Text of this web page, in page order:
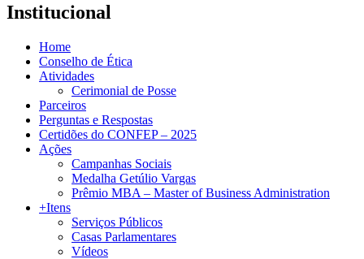
Institucional
Home
Conselho de Ética
Atividades
Cerimonial de Posse
Parceiros
Perguntas e Respostas
Certidões do CONFEP – 2025
Ações
Campanhas Sociais
Medalha Getúlio Vargas
Prêmio MBA – Master of Business Administration
+Itens
Serviços Públicos
Casas Parlamentares
Vídeos